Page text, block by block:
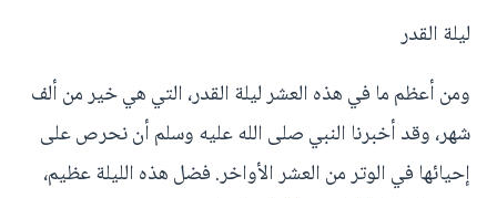
ليلة القدر
ومن أعظم ما في هذه العشر ليلة القدر، التي هي خير من ألف
شهر، وقد أخبرنا النبي صلى الله عليه وسلم أن نحرص على
إحيائها في الوتر من العشر الأواخر. فضل هذه الليلة عظيم،